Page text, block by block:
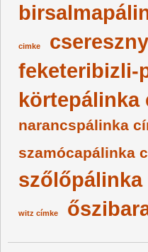
cimke
feketeribizli-
körtepálinka
narancspálinka
szamócapálinka
szőlőpálinka
witz címke